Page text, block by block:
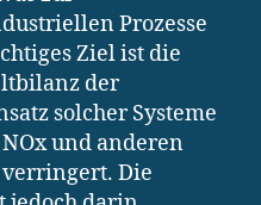
Prozesse
Ziel ist die
der
solcher Systeme
und anderen
Die